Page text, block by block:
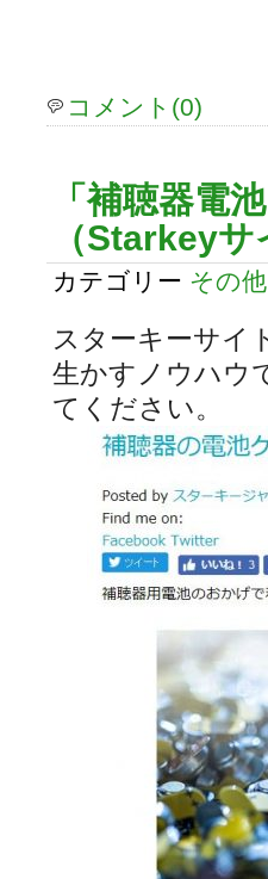
コメント(0)
「補聴器電
（Starkey
カテゴリー その他
スターキーサイ
生かすノウハウ
てください。